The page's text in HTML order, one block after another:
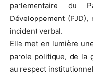
parlementaire
Développement
incident verbal.
Elle met en lumière
parole politique, de la
au respect